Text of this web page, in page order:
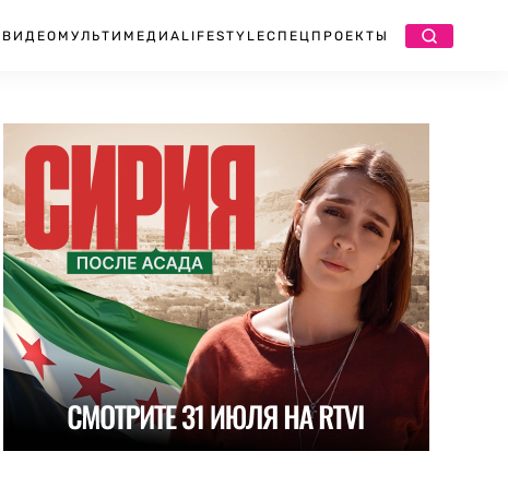
ВИДЕО МУЛЬТИМЕДИА LIFESTYLEСПЕЦПРОЕКТЫ